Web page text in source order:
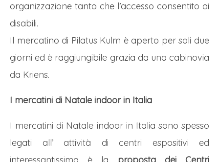
organizzazione tanto che l’accesso consentito ai
disabili.
Il mercatino di Pilatus Kulm è aperto per soli due
giorni ed è raggiungibile grazia da una cabinovia
da Kriens.
I mercatini di Natale indoor in Italia
I mercatini di Natale indoor in Italia sono spesso
legati all’ attività di centri espositivi ed